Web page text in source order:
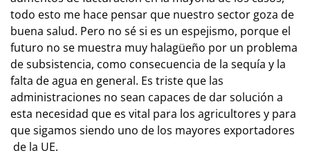
todo esto me hace pensar que nuestro sector goza de
buena salud. Pero no sé si es un espejismo, porque el
futuro no se muestra muy halagüeño por un problema
de subsistencia, como consecuencia de la sequía y la
falta de agua en general. Es triste que las
administraciones no sean capaces de dar solución a
esta necesidad que es vital para los agricultores y para
que sigamos siendo uno de los mayores exportadores
de la UE.